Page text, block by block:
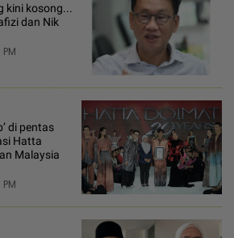
kini kosong...
dan Nik
di pentas
Hatta
Malaysia